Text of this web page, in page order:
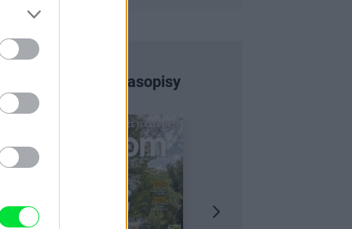
Najnovšie časopisy